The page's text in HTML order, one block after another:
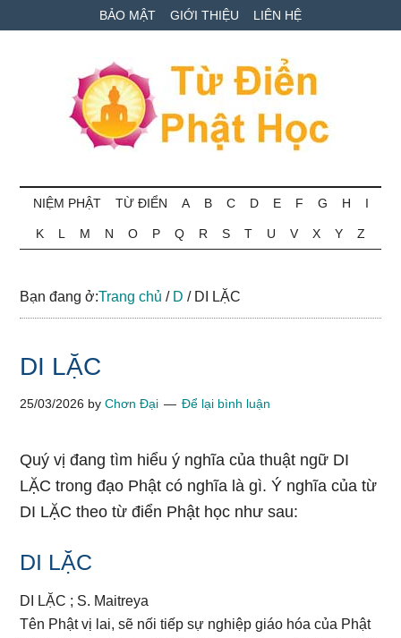
to
to
qua
BẢO MẬT GIỚI THIỆU LIÊN HỆ
Từ
điển
Phật
học
ngữ
NIỆM PHẬT TỪ ĐIỂN A B C D E F G H I
K L M N O P Q R S T U V X Y Z
Bạn đang ở:Trang chủ / D /DI LẶC
DI LẶC
25/03/2026 byChơn Đại Để lại bình luận
Quý vị đang tìm hiểu ý nghĩa của thuật ngữ DI
LẶC trong đạo Phật có nghĩa là gì. Ý nghĩa của từ
DI LẶC theo từ điển Phật học như sau:
DI LẶC
DI LẶC ; S. Maitreya
Tên Phật vị lai, sẽ nối tiếp sự nghiệp giáo hóa của Phật